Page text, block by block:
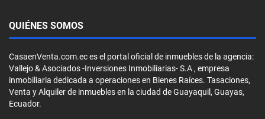
QUIÉNES SOMOS
CasaenVenta.com.ec es el portal oficial de inmuebles de la agencia:
Vallejo & Asociados -Inversiones Inmobiliarias- S.A , empresa
inmobiliaria dedicada a operaciones en Bienes Raíces. Tasaciones,
Venta y Alquiler de inmuebles en la ciudad de Guayaquil, Guayas,
Ecuador.